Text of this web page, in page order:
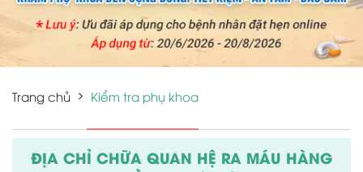
Trang chủ Kiểm tra phụ khoa
ĐỊA CHỈ CHỮA QUAN HỆ RA MÁU HÀNG